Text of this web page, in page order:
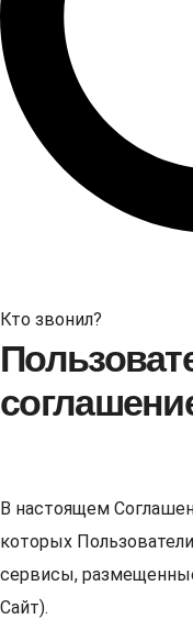
Кто звонил?
В настоящем
которых
сервисы,
Сайт).